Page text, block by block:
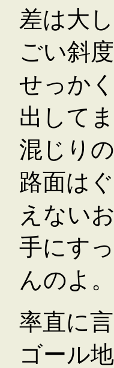
差は大
ごい斜
せっか
出して
混じり
路面は
えない
手にす
んのよ
率直に
ゴール